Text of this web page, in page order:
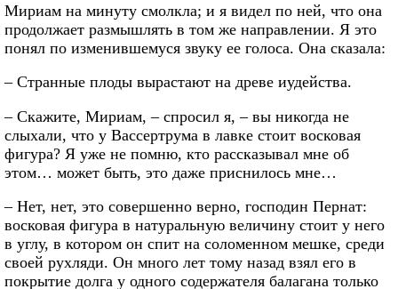
Мириам на минуту смолкла; и я видел по ней, что она
продолжает размышлять в том же направлении. Я это
понял по изменившемуся звуку ее голоса. Она сказала:
– Странные плоды вырастают на древе иудейства.
– Скажите, Мириам, – спросил я, – вы никогда не
слыхали, что у Вассертрума в лавке стоит восковая
фигура? Я уже не помню, кто рассказывал мне об
этом… может быть, это даже приснилось мне…
– Нет, нет, это совершенно верно, господин Пернат:
восковая фигура в натуральную величину стоит у него
в углу, в котором он спит на соломенном мешке, среди
своей рухляди. Он много лет тому назад взял его в
покрытие долга у одного содержателя балагана только